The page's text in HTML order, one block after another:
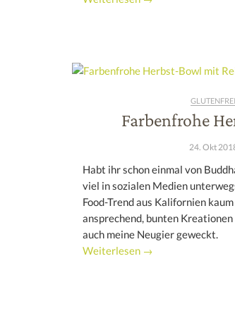
GLUTENFREI
Farbenfrohe
24. Okt
Habt ihr schon einmal von
viel in sozialen Medien
Food-Trend aus Kalifornien
ansprechend, bunten
auch meine Neugier geweckt.
Weiterlesen →